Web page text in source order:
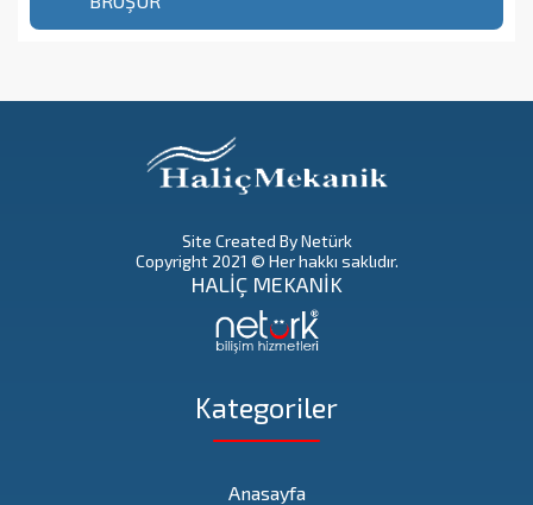
Site Created By Netürk
Copyright 2021 © Her hakkı saklıdır.
HALİÇ MEKANİK
Kategoriler
Anasayfa